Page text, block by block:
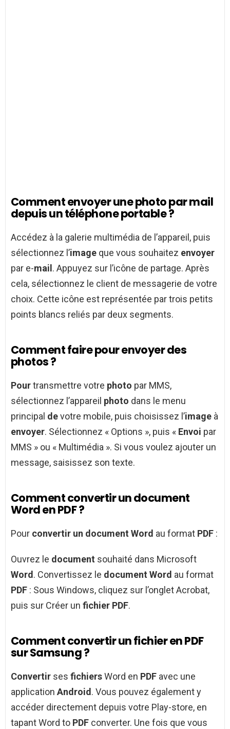
Comment envoyer une photo par mail
depuis un téléphone portable ?
Accédez à la galerie multimédia de l’appareil, puis
sélectionnez l’image que vous souhaitez envoyer
par e-mail . Appuyez sur l’icône de partage. Après
cela, sélectionnez le client de messagerie de votre
choix. Cette icône est représentée par trois petits
points blancs reliés par deux segments.
Comment faire pour envoyer des
photos ?
Pourtransmettre votre photo par MMS,
sélectionnez l’appareil photo dans le menu
principal devotre mobile, puis choisissez l’image à
envoyer. Sélectionnez « Options », puis « Envoi par
MMS » ou « Multimédia ». Si vous voulez ajouter un
message, saisissez son texte.
Comment convertir un document
Word en PDF ?
Pour convertir un document Word au format PDF :
Ouvrez le document souhaité dans Microsoft
Word . Convertissez le document Word au format
PDF : Sous Windows, cliquez sur l’onglet Acrobat,
puis sur Créer un fichier PDF.
Comment convertir un fichier en PDF
sur Samsung ?
Convertir ses fichiersWord en PDF avec une
application Android . Vous pouvez également y
accéder directement depuis votre Play-store, en
tapant Word to PDF converter. Une fois que vous